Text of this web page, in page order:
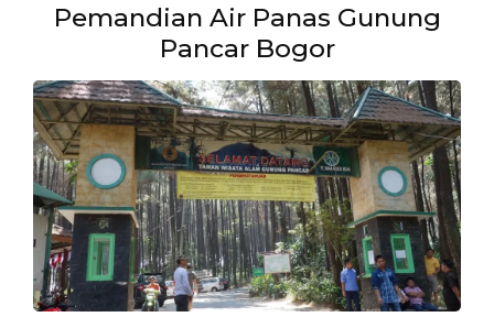
Pemandian Air Panas Gunung
Pancar Bogor